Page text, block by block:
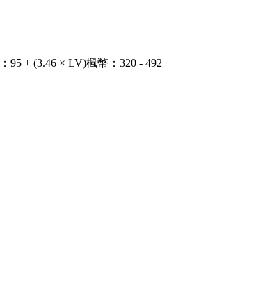
： 95 + (3.46 × LV)楓幣 ： 320 - 492